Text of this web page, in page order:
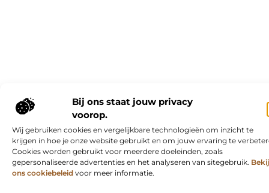
Bij ons staat jouw privacy
voorop.
Wij gebruiken cookies en vergelijkbare technologieën om inzicht te
krijgen in hoe je onze website gebruikt en om jouw ervaring te
Cookies worden gebruikt voor meerdere doeleinden, zoals
gepersonaliseerde advertenties en het analyseren van sitegebruik.
ons cookiebeleid voor meer informatie.